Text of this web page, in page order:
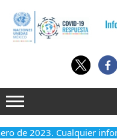
contenido
2023. Cualquier